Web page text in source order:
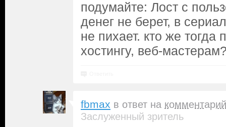
подумайте: Лост с
денег не берет, в
не пихает. кто же тогда
хостингу, веб-
fbmax в ответ на комментарий
Заслуженный зритель